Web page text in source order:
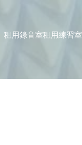
租用錄音室租用練習室